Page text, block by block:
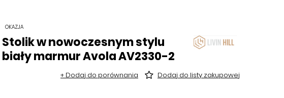
OKAZJA
Stolik w nowoczesnym stylu
biały marmur Avola AV2330-2
+ Dodaj do porównania Dodaj do listy zakupowej